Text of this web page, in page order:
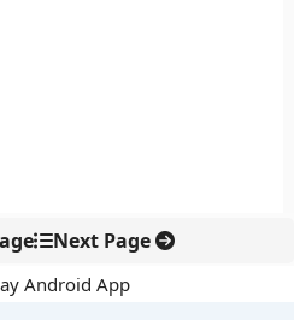
Next Page
Android App